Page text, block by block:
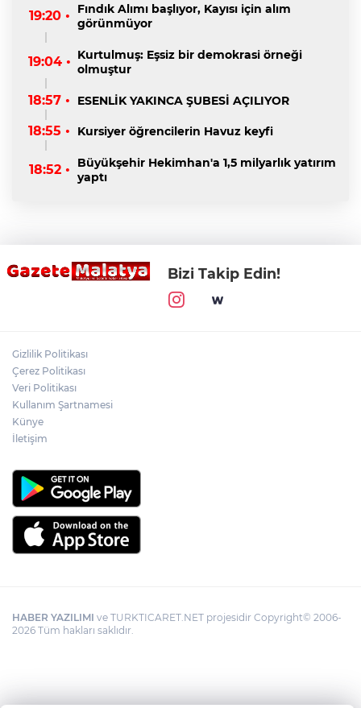
19:20 •
Fındık Alımı başlıyor, Kayısı için alım
görünmüyor
19:04 • Kurtulmuş: Eşsiz bir demokrasi örneği
olmuştur
18:57 • ESENLİK YAKINCA ŞUBESİ AÇILIYOR
18:55 • Kursiyer öğrencilerin Havuz keyfi
18:52 •
Büyükşehir Hekimhan'a 1,5 milyarlık yatırım
yaptı
Bizi Takip Edin!
Gizlilik Politikası
Çerez Politikası
Veri Politikası
Kullanım Şartnamesi
Künye
İletişim
HABER YAZILIMI ve TURKTICARET.NET projesidir Copyright© 2006-
2026 Tüm hakları saklıdır.